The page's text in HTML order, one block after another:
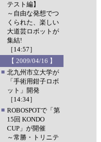
テスト編】
～自由な発想でつ
くられた、楽しい
大道芸ロボットが
集結!
［14:57］
【 2009/04/16 】
■ 北九州市立大学が
「手術用鉗子ロボ
ット」開発
［14:34］
■ ROBOSPOTで「第
15回 KONDO
CUP」が開催
～常勝・トリニテ